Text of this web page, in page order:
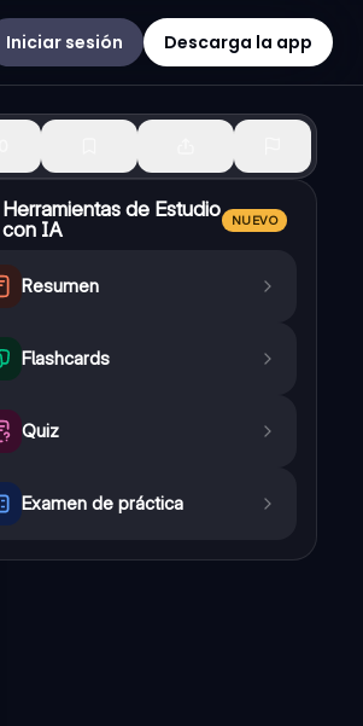
Iniciar sesión Descarga la app
Herramientas de Estudio
con IA
NUEVO
Resumen
Flashcards
Quiz
Examen de práctica